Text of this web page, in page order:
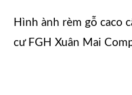
Hình ành rèm gỗ caco
cư FGH Xuân Mai